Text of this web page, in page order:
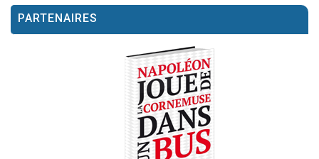
PARTENAIRES